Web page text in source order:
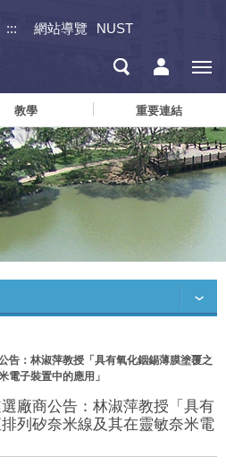
::: 網站導覽 NUST
教學 重要連結
告：林淑萍教授「具有氧化銦錫薄膜塗覆之
電子裝置中的應用」
廠商公告：林淑萍教授「具有
列矽奈米線及其在靈敏奈米電